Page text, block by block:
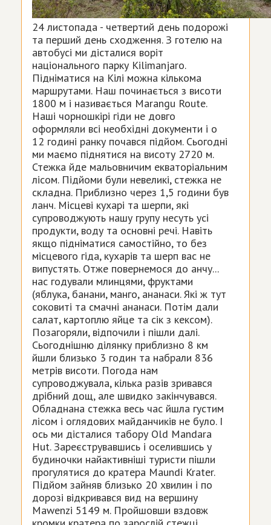
24 листопада - четвертий день подорожі
та перший день сходження. З готелю на
автобусі ми дісталися воріт
національного парку Kilimanjaro.
Підніматися на Кілі можна кількома
маршрутами. Наш починається з висоти
1800 м і називається Marangu Route.
Наші чорношкірі гіди не довго
оформляли всі необхідні документи і о
12 годині ранку почався підйом. Сьогодні
ми маємо піднятися на висоту 2720 м.
Стежка йде мальовничим екваторіальним
лісом. Підйоми були невеликі, стежка не
складна. Приблизно через 1,5 години був
ланч. Місцеві кухарі та шерпи, які
супроводжують нашу групу несуть усі
продукти, воду та основні речі. Навіть
якщо підніматися самостійно, то без
місцевого гіда, кухарів та шерп вас не
випустять. Отже повернемося до анчу...
нас годували млинцями, фруктами
(яблука, банани, манго, ананаси. Які ж тут
соковиті та смачні ананаси. Потім дали
салат, картоплю яйце та сік з кексом).
Позагоряли, відпочили і пішли далі.
Сьогоднішню ділянку приблизно 8 км
йшли близько 3 годин та набрали 836
метрів висоти. Погода нам
супроводжувала, кілька разів зривався
дрібний дощ, але швидко закінчувався.
Обладнана стежка весь час йшла густим
лісом і оглядових майданчиків не було. І
ось ми дісталися табору Old Mandara
Hut. Зареєструвавшись і оселившись у
будиночки найактивніші туристи пішли
прогулятися до кратера Maundi Krater.
Підйом зайняв близько 20 хвилин і по
дорозі відкривався вид на вершину
Mawenzi 5149 м. Пройшовши вздовж